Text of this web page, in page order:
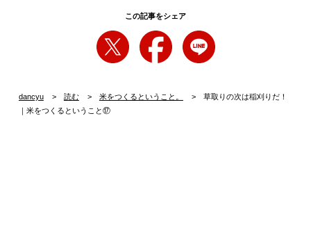
この記事をシェア
dancyu 読む 米をつくるということ。
草取りの次は稲刈りだ！
｜米をつくるということ⑰